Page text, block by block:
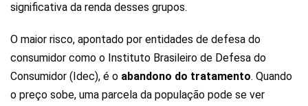
significativa da renda desses grupos.
O maior risco, apontado por entidades de defesa do
consumidor como o Instituto Brasileiro de Defesa do
Consumidor (Idec), é o abandono do tratamento. Quando
o preço sobe, uma parcela da população pode se ver